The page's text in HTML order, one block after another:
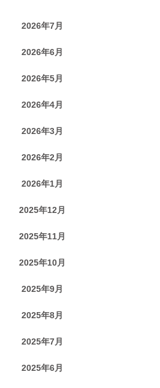
2026年7月
2026年6月
2026年5月
2026年4月
2026年3月
2026年2月
2026年1月
2025年12月
2025年11月
2025年10月
2025年9月
2025年8月
2025年7月
2025年6月